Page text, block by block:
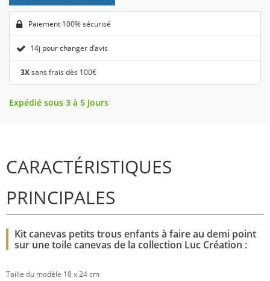
Paiement 100% sécurisé
14j pour changer d’avis
3Xsans frais dès 100€
Expédié sous 3 à 5 Jours
CARACTÉRISTIQUES
PRINCIPALES
Kit canevas petits trous enfants à faire au demi point
sur une toile canevas de la collection Luc Création :
Taille du modèle 18 x 24 cm